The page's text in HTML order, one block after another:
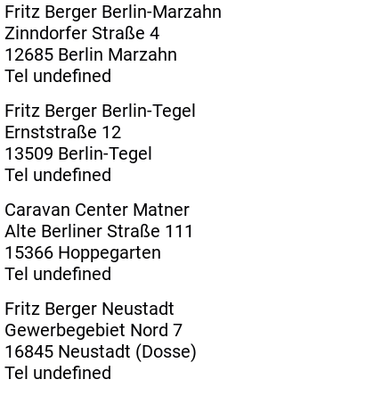
Fritz Berger Berlin-Marzahn
Zinndorfer Straße 4
12685 Berlin Marzahn
Tel undefined
Fritz Berger Berlin-Tegel
Ernststraße 12
13509 Berlin-Tegel
Tel undefined
Caravan Center Matner
Alte Berliner Straße 111
15366 Hoppegarten
Tel undefined
Fritz Berger Neustadt
Gewerbegebiet Nord 7
16845 Neustadt (Dosse)
Tel undefined